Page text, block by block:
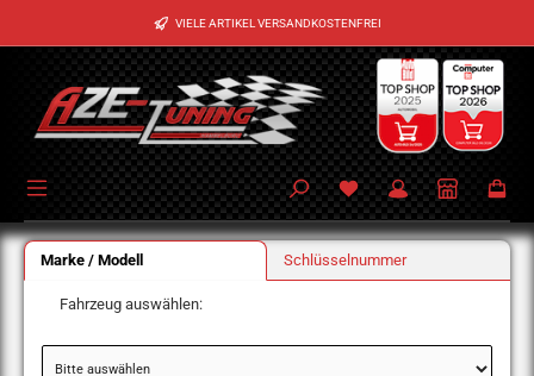
Zum Hauptinhalt springen VIELE ARTIKEL VERSANDKOSTENFREI
Marke / Modell Schlüsselnummer
Fahrzeug auswählen: